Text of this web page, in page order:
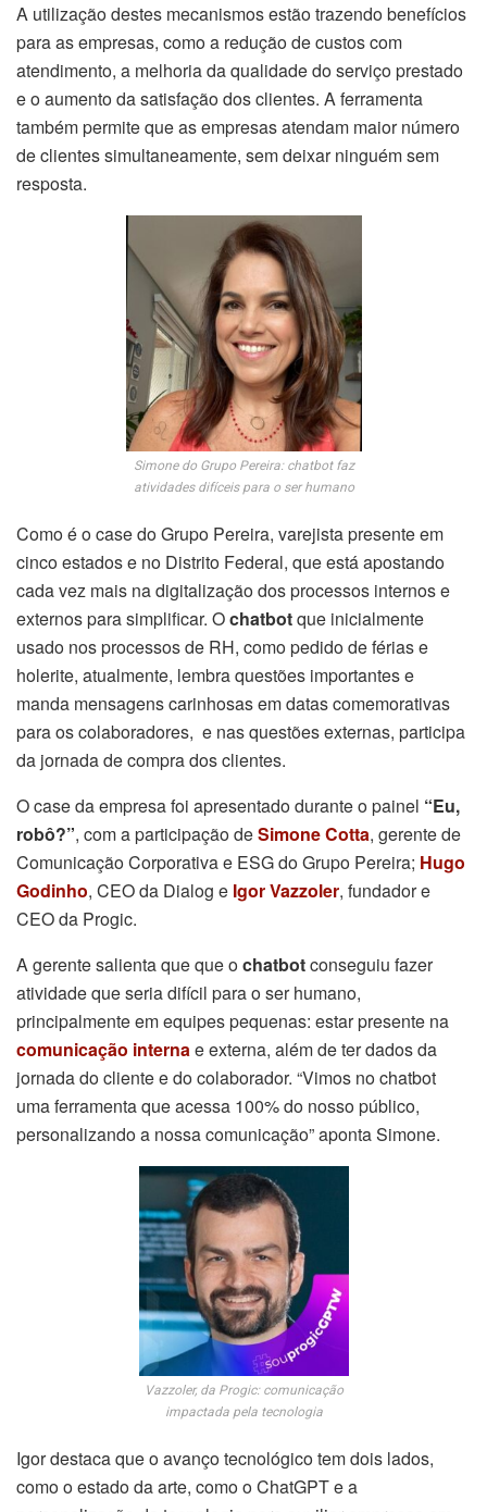
A utilização destes mecanismos estão trazendo benefícios
para as empresas, como a redução de custos com
atendimento, a melhoria da qualidade do serviço prestado
e o aumento da satisfação dos clientes. A ferramenta
também permite que as empresas atendam maior número
de clientes simultaneamente, sem deixar ninguém sem
resposta.
Simone do Grupo Pereira: chatbot faz
atividades difíceis para o ser humano
Como é o case do Grupo Pereira, varejista presente em
cinco estados e no Distrito Federal, que está apostando
cada vez mais na digitalização dos processos internos e
externos para simplificar. Ochatbotque inicialmente
usado nos processos de RH, como pedido de férias e
holerite, atualmente, lembra questões importantes e
manda mensagens carinhosas em datas comemorativas
para os colaboradores, e nas questões externas, participa
da jornada de compra dos clientes.
O case da empresa foi apresentado durante o painel “Eu,
robô?”, com a participação deSimone Cotta, gerente de
Comunicação Corporativa e ESG do Grupo Pereira; Hugo
Godinho, CEO da Dialog e Igor Vazzoler, fundador e
CEO da Progic.
A gerente salienta que que ochatbotconseguiu fazer
atividade que seria difícil para o ser humano,
principalmente em equipes pequenas: estar presente na
comunicação internae externa, além de ter dados da
jornada do cliente e do colaborador. “Vimos no chatbot
uma ferramenta que acessa 100% do nosso público,
personalizando a nossa comunicação” aponta Simone.
Vazzoler, da Progic: comunicação
impactada pela tecnologia
Igor destaca que o avanço tecnológico tem dois lados,
como o estado da arte, como o ChatGPT e a